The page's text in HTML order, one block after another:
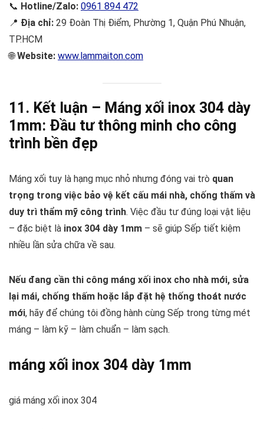
📞 Hotline/Zalo: 0961 894 472
📍 Địa chỉ: 29 Đoàn Thị Điểm, Phường 1, Quận Phú Nhuận,
TP.HCM
🌐Website: www.lammaiton.com
11. Kết luận – Máng xối inox 304 dày
1mm: Đầu tư thông minh cho công
trình bền đẹp
Máng xối tuy là hạng mục nhỏ nhưng đóng vai trò quan
trọng trong việc bảo vệ kết cấu mái nhà, chống thấm và
duy trì thẩm mỹ công trình. Việc đầu tư đúng loại vật liệu
– đặc biệt là inox 304 dày 1mm – sẽ giúp Sếp tiết kiệm
nhiều lần sửa chữa về sau.
Nếu đang cần thi công máng xối inox cho nhà mới, sửa
lại mái, chống thấm hoặc lắp đặt hệ thống thoát nước
mới, hãy để chúng tôi đồng hành cùng Sếp trong từng mét
máng – làm kỹ – làm chuẩn – làm sạch.
máng xối inox 304 dày 1mm
giá máng xối inox 304